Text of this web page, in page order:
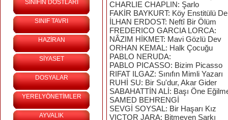
SINIFIN DOSTLARI
SINIF TAVRI
HAZİRAN
SİYASET
DOSYALAR
YERELYÖNETİMLER
AYVALIK
CHARLIE CHAPLIN: Şarlo
FAKİR BAYKURT: Köy Enstitülü
İLHAN ERDOST: Neftî Bir Ölüm
FREDERICO GARCIA LORCA:
NÂZIM HİKMET: Mavi Gözlü Dev
ORHAN KEMAL: Halk Çocuğu
PABLO NERUDA:
PABLO PICASSO: Bizim Picasso
RIFAT ILGAZ: Sınıfın Mimli Yazarı
RUHİ SU: Bir Su'dur, Akar Gider
SABAHATTİN ALİ: Başı Öne
SAMED BEHRENGİ
SEVGİ SOYSAL: Bir Haşarı Kız
VICTOR JARA: Bitmeyen Şarkı